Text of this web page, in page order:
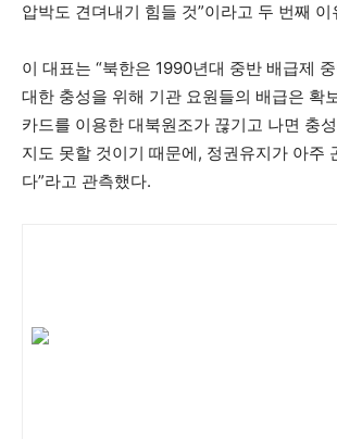
압박도 견뎌내기 힘들 것”이라고 두 번째 이
이 대표는 “북한은 1990년대 중반 배급제
대한 충성을 위해 기관 요원들의 배급은 확
카드를 이용한 대북원조가 끊기고 나면 충
지도 못할 것이기 때문에, 정권유지가 아주
다”라고 관측했다.